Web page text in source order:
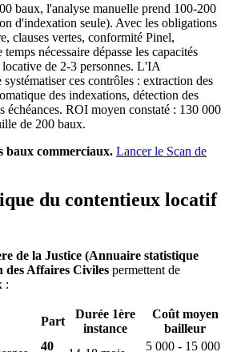
baux, l'analyse manuelle prend 100-200
d'indexation seule). Avec les obligations
clauses vertes, conformité Pinel,
nécessaire dépasse les capacités
de 2-3 personnes. L'IA
ces contrôles : extraction des
des indexations, détection des
échéances. ROI moyen constaté : 130 000
de 200 baux.
baux commerciaux. Lancer le Scan de
du contentieux locatif
de la Justice (Annuaire statistique
des Affaires Civiles permettent de
:
Part
Durée 1ère
instance
Coût moyen
bailleur
40
5 000 - 15 000